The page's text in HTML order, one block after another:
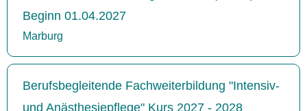
Beginn 01.04.2027
Marburg
Berufsbegleitende Fachweiterbildung "Intensiv-
und Anästhesiepflege" Kurs 2027 - 2028